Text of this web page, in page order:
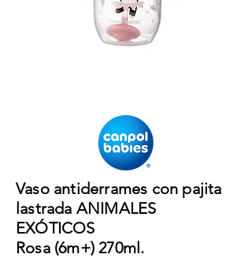
Vaso antiderrames con pajita
lastrada ANIMALES
EXÓTICOS
Rosa(6m+) 270ml.